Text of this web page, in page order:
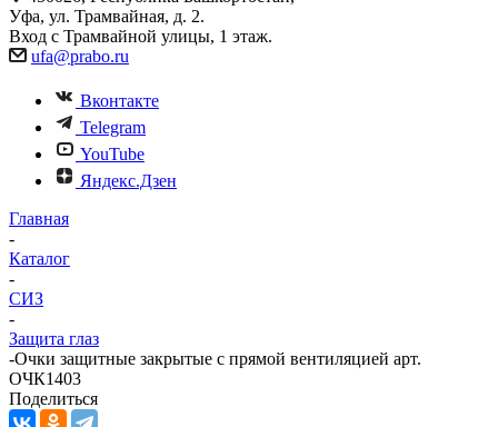
Уфа, ул. Трамвайная, д. 2.
Вход с Трамвайной улицы, 1 этаж.
ufa@prabo.ru
Вконтакте
Telegram
YouTube
Яндекс.Дзен
Главная
-
Каталог
-
СИЗ
-
Защита глаз
-Очки защитные закрытые с прямой вентиляцией арт.
ОЧК1403
Поделиться